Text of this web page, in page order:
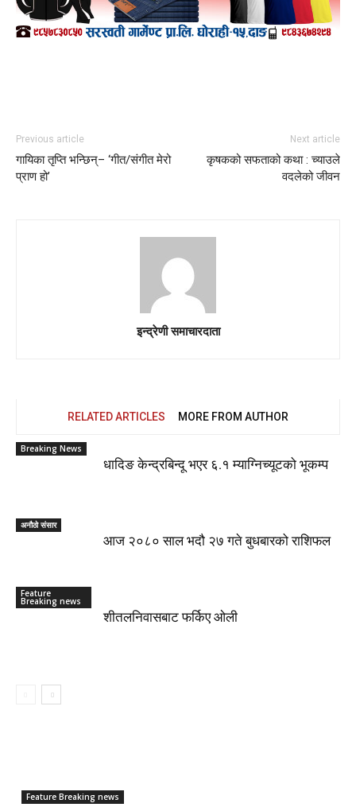
Previous article
गायिका तृप्ति भन्छिन्– ‘गीत/संगीत मेरो
प्राण हो’
Next article
कृषकको सफताको कथा : च्याउले
वदलेको जीवन
इन्द्रेणी समाचारदाता
RELATED ARTICLES MORE FROM AUTHOR
Breaking News
धादिङ केन्द्रबिन्दू भएर ६.१ म्याग्निच्यूटको भूकम्प
अनौठो संसार
आज २०८० साल भदौ २७ गते बुधबारको राशिफल
Feature
Breaking news
शीतलनिवासबाट फर्किए ओली
Feature Breaking news